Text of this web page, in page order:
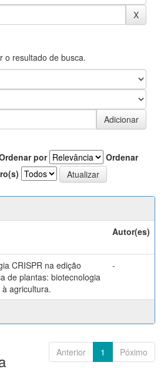
o resultado de busca.
por
Ordenar
Autor(es)
CRISPR na edição
de plantas: biotecnologia
agricultura.
-
Anterior 1 Póximo